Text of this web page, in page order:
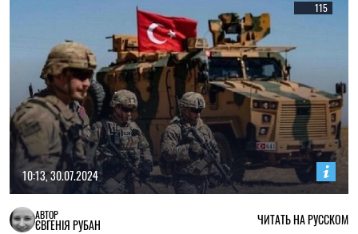
115
10:13, 30.07.2024
АВТОР
ЄВГЕНІЯ РУБАН ЧИТАТЬ НА РУССКОМ